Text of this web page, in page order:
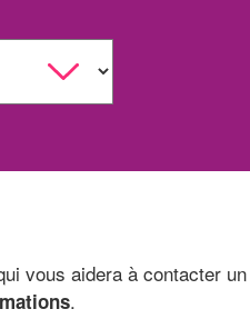
vous aidera à contacter
.